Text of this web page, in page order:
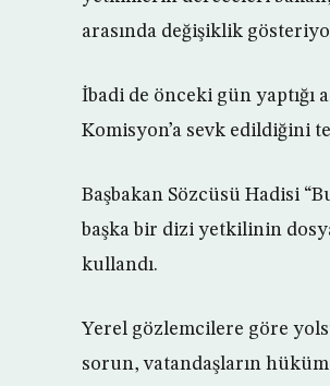
arasında değişiklik
İbadi de önceki gün yaptığı
Komisyon’a sevk edildiğini
Başbakan Sözcüsü Hadisi
başka bir dizi yetkilinin
kullandı.
Yerel gözlemcilere göre
sorun, vatandaşların